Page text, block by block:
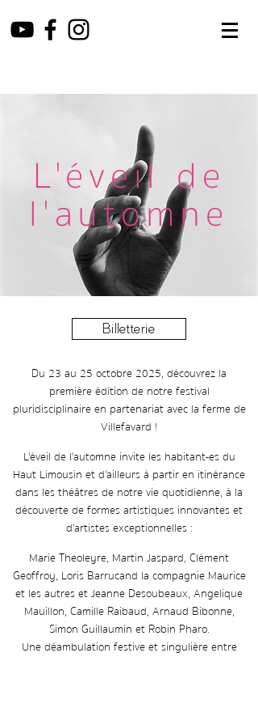
L'éveil de
l'automne
Billetterie
Du 23 au 25 octobre 2025, découvrez la
première édition de notre festival
pluridisciplinaire en partenariat avec la ferme de
Villefavard !
L'éveil de l'automne invite les habitant-es du
Haut Limousin et d'ailleurs à partir en itinérance
dans les théâtres de notre vie quotidienne, à la
découverte de formes artistiques innovantes et
d'artistes exceptionnelles :
Marie Theoleyre, Martin Jaspard, Clément
Geoffroy, Loris Barrucand la compagnie Maurice
et les autres et Jeanne Desoubeaux, Angelique
Mauillon, Camille Raibaud, Arnaud Bibonne,
Simon Guillaumin et Robin Pharo.
Une déambulation festive et singulière entre